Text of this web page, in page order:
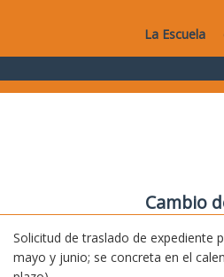
La Escuela
Cambio
Solicitud de traslado de expediente
mayo y junio; se concreta en el